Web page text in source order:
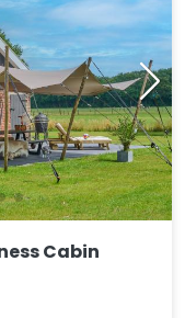
Cabin